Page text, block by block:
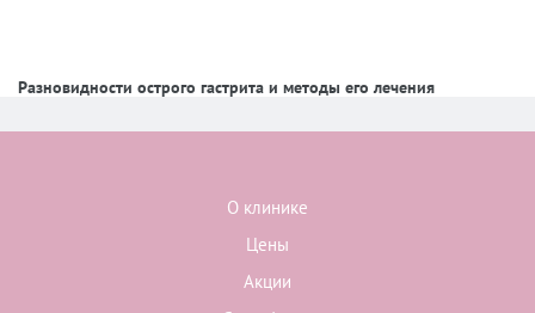
Разновидности острого гастрита и методы его лечения
О клинике
Цены
Акции